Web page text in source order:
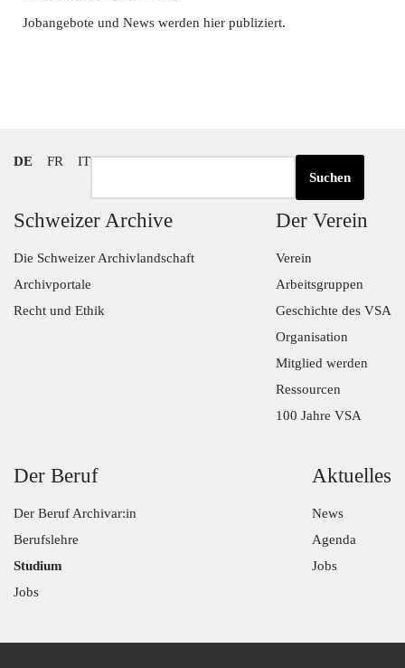
Jobangebote und News werden hier publiziert.
DE FR
IT
Suchen
Schweizer Archive
Die Schweizer Archivlandschaft
Archivportale
Recht und Ethik
Der Verein
Verein
Arbeitsgruppen
Geschichte des VSA
Organisation
Mitglied werden
Ressourcen
100 Jahre VSA
Der Beruf
Der Beruf Archivar:in
Berufslehre
Studium
Jobs
Aktuelles
News
Agenda
Jobs